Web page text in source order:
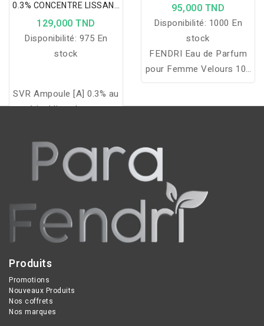
0.3% CONCENTRE LISSANT
30ML PEAUX NORMALES
A GRASSES
129,000 TND
Disponibilité: 975 En
stock
SVR Ampoule [A] 0.3% au
rétinol lisse la peau,
réduit visiblement les
signes de l’âge.
95,000 TND
Disponibilité: 1000 En
stock
FENDRI Eau de Parfum
pour Femme Velours 100
ml est une fragrance
excellente tenue et une
sublimer chaque instant.
Produits
Promotions
Nouveaux Produits
Nos coffrets
Nos marques